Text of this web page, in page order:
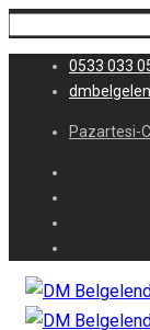
0533 033
Pazartesi-